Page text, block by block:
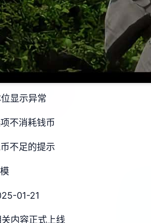
显示异常
不消耗钱币
不足的提示
01-21
内容正式上线